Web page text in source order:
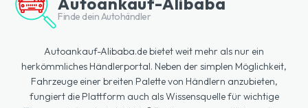
Finde dein Autohändler
Autoankauf-Alibaba.de bietet weit mehr als nur ein
herkömmliches Händlerportal. Neben der simplen Möglichkeit,
Fahrzeuge einer breiten Palette von Händlern anzubieten,
fungiert die Plattform auch als Wissensquelle für wichtige